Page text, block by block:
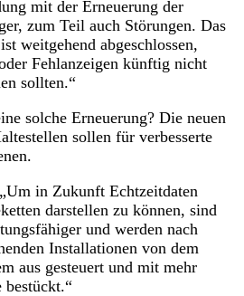
mit der Erneuerung der
zum Teil auch Störungen. Das
weitgehend abgeschlossen,
Fehlanzeigen künftig nicht
sollten.“
solche Erneuerung? Die neuen
sollen für verbesserte
in Zukunft Echtzeitdaten
darstellen zu können, sind
und werden nach
Installationen von dem
aus gesteuert und mit mehr
bestückt.“